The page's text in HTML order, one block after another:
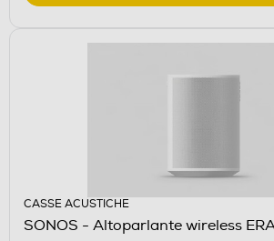
CASSE ACUSTICHE
SONOS - Altoparlante wireless